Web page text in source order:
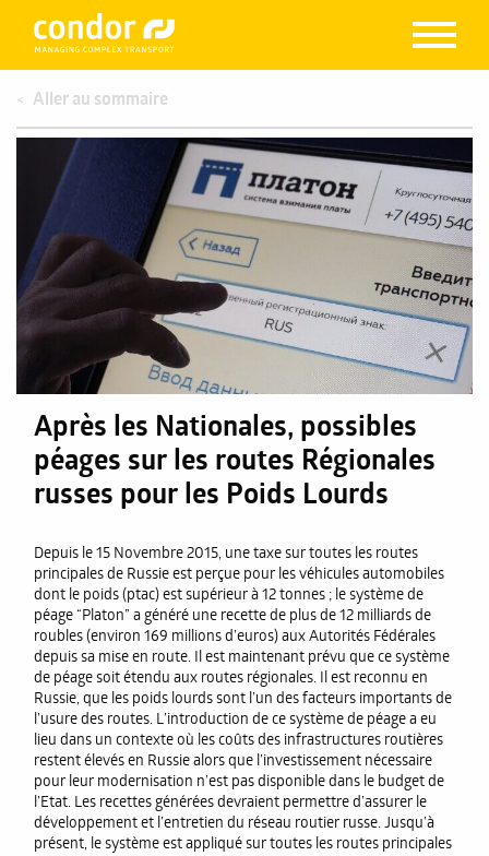
Aller au sommaire
Après les Nationales, possibles
péages sur les routes Régionales
russes pour les Poids Lourds
Depuis le 15 Novembre 2015, une taxe sur toutes les routes
principales de Russie est perçue pour les véhicules automobiles
dont le poids (ptac) est supérieur à 12 tonnes ; le système de
péage “Platon” a généré une recette de plus de 12 milliards de
roubles (environ 169 millions d’euros) aux Autorités Fédérales
depuis sa mise en route. Il est maintenant prévu que ce système
de péage soit étendu aux routes régionales. Il est reconnu en
Russie, que les poids lourds sont l’un des facteurs importants de
l’usure des routes. L’introduction de ce système de péage a eu
lieu dans un contexte où les coûts des infrastructures routières
restent élevés en Russie alors que l’investissement nécessaire
pour leur modernisation n’est pas disponible dans le budget de
l’Etat. Les recettes générées devraient permettre d’assurer le
développement et l’entretien du réseau routier russe. Jusqu’à
présent, le système est appliqué sur toutes les routes principales